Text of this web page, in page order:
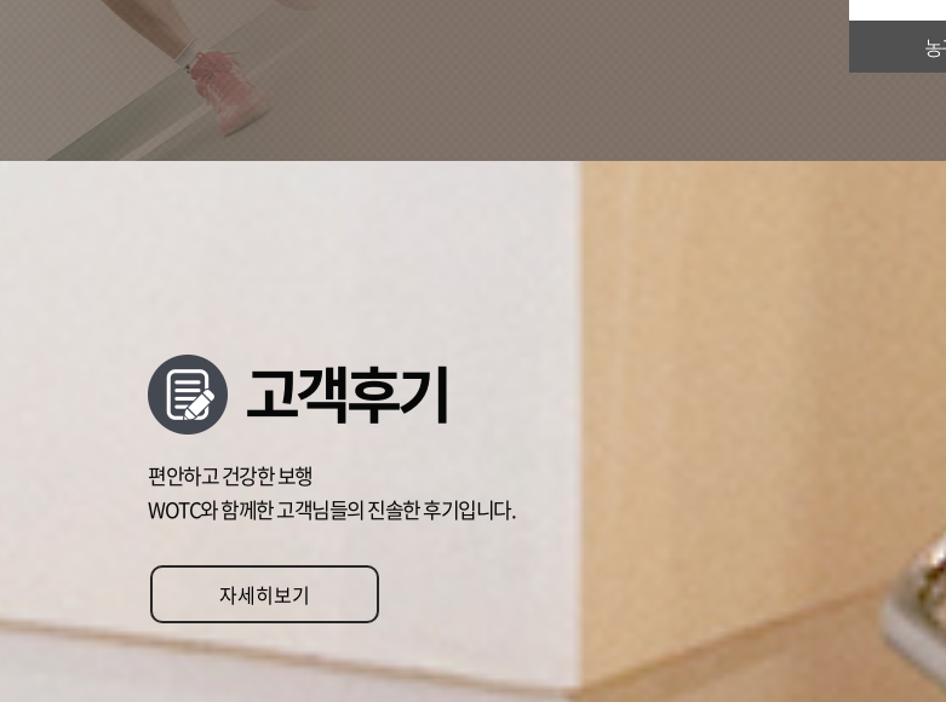
고객후기
편안하고 건강한 보행
WOTC와 함께한 고객님들의 진솔한 후기입니다.
자세히보기